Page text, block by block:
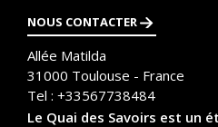
NOUS CONTACTER
Allée Matilda
31000 Toulouse - France
Tel : +33567738484
Le Quai des Savoirs est un